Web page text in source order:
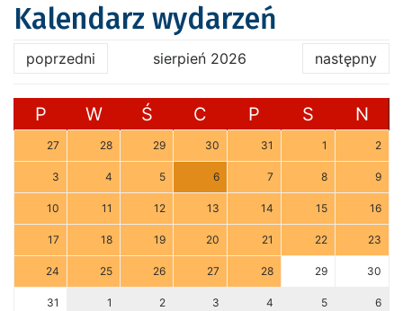
Kalendarz wydarzeń
poprzedni sierpień 2026 następny
P W Ś C P S N
27 28 29 30 31 1 2
3 4 5 6 7 8 9
10 11 12 13 14 15 16
17 18 19 20 21 22 23
24 25 26 27 28 29 30
31 1 2 3 4 5 6